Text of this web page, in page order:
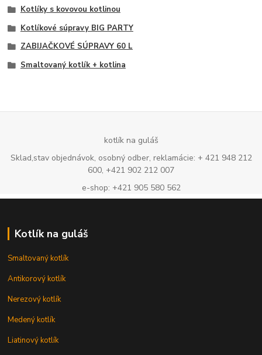
Kotlíky s kovovou kotlinou
Kotlíkové súpravy BIG PARTY
ZABIJAČKOVÉ SÚPRAVY 60 L
Smaltovaný kotlík + kotlina
kotlík na guláš
Sklad,stav objednávok, osobný odber, reklamácie: + 421 948 212
600, +421 902 212 007
e-shop: +421 905 580 562
Kotlík na guláš
Smaltovaný kotlík
Antikorový kotlík
Nerezový kotlík
Medený kotlík
Liatinový kotlík